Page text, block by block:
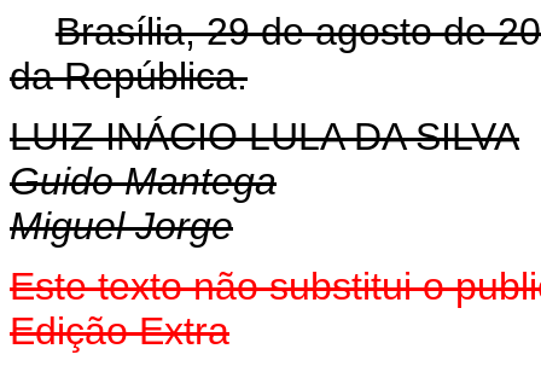
Brasília, 29 de agosto de
da República.
LUIZ INÁCIO LULA DA SILVA
Guido Mantega
Miguel Jorge
Este texto não substitui o
Edição Extra